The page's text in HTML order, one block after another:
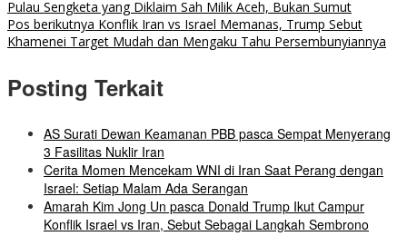
Pulau Sengketa yang Diklaim Sah Milik Aceh, Bukan Sumut
Pos berikutnya Konflik Iran vs Israel Memanas, Trump Sebut
Khamenei Target Mudah dan Mengaku Tahu Persembunyiannya
Posting Terkait
AS Surati Dewan Keamanan PBB pasca Sempat Menyerang
3 Fasilitas Nuklir Iran
Cerita Momen Mencekam WNI di Iran Saat Perang dengan
Israel: Setiap Malam Ada Serangan
Amarah Kim Jong Un pasca Donald Trump Ikut Campur
Konflik Israel vs Iran, Sebut Sebagai Langkah Sembrono